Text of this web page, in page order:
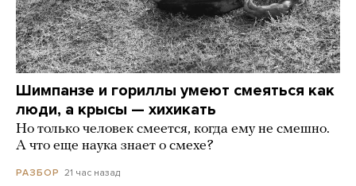
Шимпанзе и гориллы умеют смеяться как
люди, а крысы — хихикать
Но только человек смеется, когда ему не смешно.
А что еще наука знает о смехе?
РАЗБОР 21 час назад